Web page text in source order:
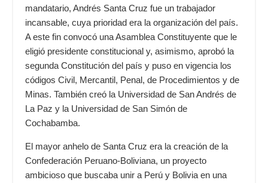
mandatario, Andrés Santa Cruz fue un trabajador
incansable, cuya prioridad era la organización del país.
A este fin convocó una Asamblea Constituyente que le
eligió presidente constitucional y, asimismo, aprobó la
segunda Constitución del país y puso en vigencia los
códigos Civil, Mercantil, Penal, de Procedimientos y de
Minas. También creó la Universidad de San Andrés de
La Paz y la Universidad de San Simón de
Cochabamba.
El mayor anhelo de Santa Cruz era la creación de la
Confederación Peruano-Boliviana, un proyecto
ambicioso que buscaba unir a Perú y Bolivia en una